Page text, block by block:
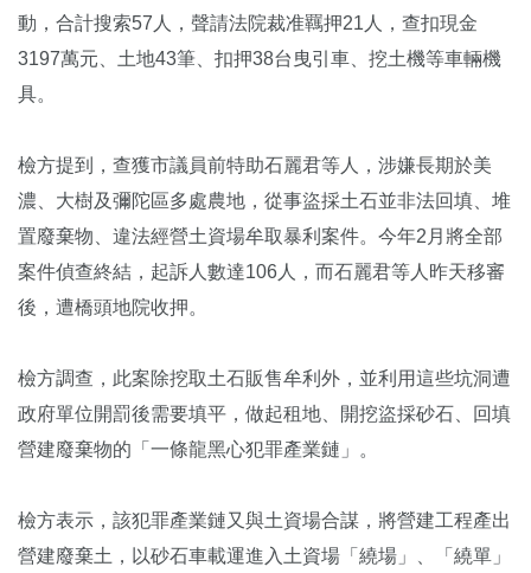
動，合計搜索57人，聲請法院裁准羈押21人，查扣現金
3197萬元、土地43筆、扣押38台曳引車、挖土機等車輛機
具。
檢方提到，查獲市議員前特助石麗君等人，涉嫌長期於美
濃、大樹及彌陀區多處農地，從事盜採土石並非法回填、堆
置廢棄物、違法經營土資場牟取暴利案件。今年2月將全部
案件偵查終結，起訴人數達106人，而石麗君等人昨天移審
後，遭橋頭地院收押。
檢方調查，此案除挖取土石販售牟利外，並利用這些坑洞遭
政府單位開罰後需要填平，做起租地、開挖盜採砂石、回填
營建廢棄物的「一條龍黑心犯罪產業鏈」。
檢方表示，該犯罪產業鏈又與土資場合謀，將營建工程產出
營建廢棄土，以砂石車載運進入土資場「繞場」、「繞單」